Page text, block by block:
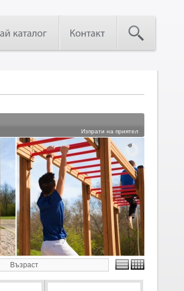
Изпрати на приятел
Възраст